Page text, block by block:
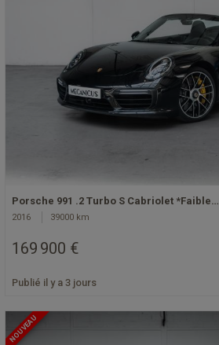
Porsche 991 .2 Turbo S Cabriolet *Faible…
2016 39000 km
169 900 €
Publié il y a 3 jours
NOUVEAU